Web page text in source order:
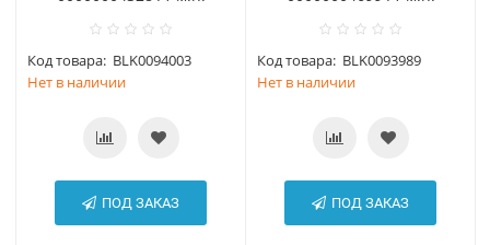
Код товара: BLK0094003
Нет в наличии
ПОД ЗАКАЗ
Код товара: BLK0093989
Нет в наличии
ПОД ЗАКАЗ